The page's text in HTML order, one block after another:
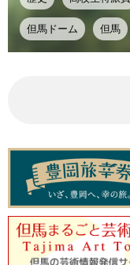
但馬ドーム 但馬